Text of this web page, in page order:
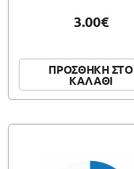
3.00€
ΠΡΟΣΘΗΚΗ ΣΤΟ
ΚΑΛΑΘΙ